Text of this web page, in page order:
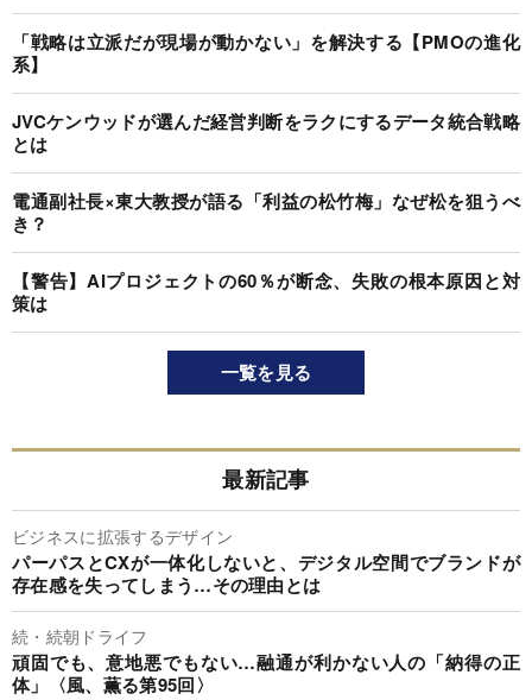
「戦略は立派だが現場が動かない」を解決する【PMOの進化
系】
JVCケンウッドが選んだ経営判断をラクにするデータ統合戦略
とは
電通副社長×東大教授が語る「利益の松竹梅」なぜ松を狙うべ
き？
【警告】AIプロジェクトの60％が断念、失敗の根本原因と対
策は
一覧を見る
最新記事
ビジネスに拡張するデザイン
パーパスとCXが一体化しないと、デジタル空間でブランドが
存在感を失ってしまう…その理由とは
続・続朝ドライフ
頑固でも、意地悪でもない…融通が利かない人の「納得の正
体」〈風、薫る第95回〉